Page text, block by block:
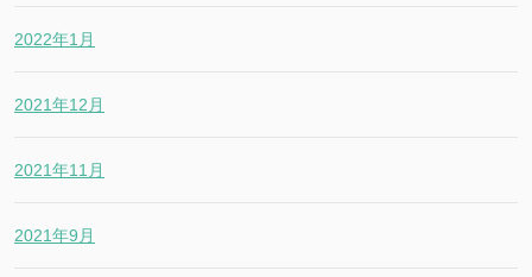
2022年1月
2021年12月
2021年11月
2021年9月